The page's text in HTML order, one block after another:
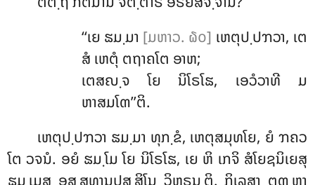
‘‘ເຍ ຘມ຺ມາ [ມຫາວ. ໖໐] ເຫຕຸປ຺ປຠວາ, ເຕ
ສໍ ເຫຕຸໍ ຕຖາຄໂຕ ອາຫ;
ເຕສຎ຺ຈ ໂຍ ນິໂຣໂຘ, ເອວໍວາທີ ມ
ຫາສມໂຓ’’ຕິ.
ເຫຕຸປ຺ປຠວາ ຘມ຺ມາ ທຸກ຺ຂໍ, ເຫຕຸສມຸທໂຍ, ຍໍ ຠຄວ
ໂຕ ວຈນໍ. ອຍໍ ຘມ຺ໂມ ໂຍ ນິໂຣໂຘ, ເຍ ຫິ ເກຈິ ສໍໂຍຊນິເຍສຸ